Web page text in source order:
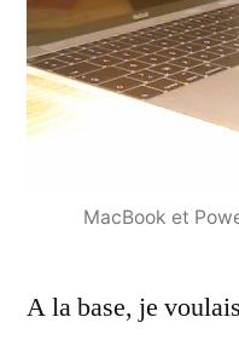
MacBook et
A la base, je